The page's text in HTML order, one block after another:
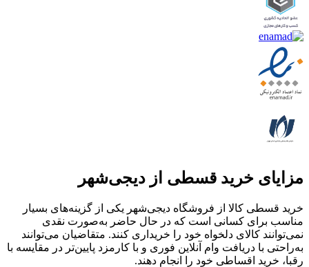
مزایای خرید قسطی از دیجی‌شهر
خرید قسطی کالا از فروشگاه دیجی‌شهر یکی از گزینه‌های بسیار
مناسب برای کسانی است که در حال حاضر به‌صورت نقدی
نمی‌توانند کالای دلخواه خود را خریداری کنند. متقاضیان می‌توانند
به‌راحتی با دریافت وام آنلاین فوری و با کارمزد پایین‌تر در مقایسه با
رقبا، خرید اقساطی خود را انجام دهند.